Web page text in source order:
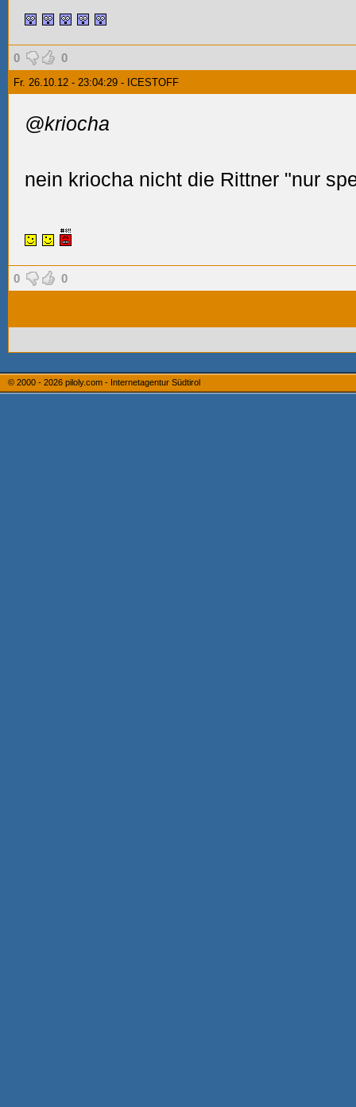
0 0
Fr. 26.10.12 - 23:04:29 - ICESTOFF
@kriocha
nein kriocha nicht die Rittner "nur
0 0
© 2000 - 2026 piloly.com - Internetagentur Südtirol